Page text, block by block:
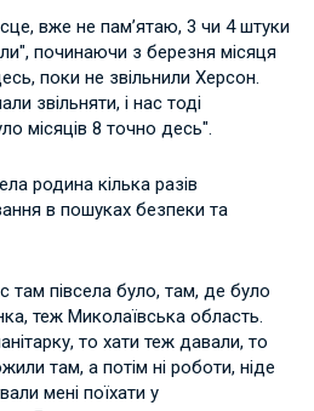
вже не памʼятаю, 3 чи 4 штуки
починаючи з березня місяця
поки не звільнили Херсон.
звільняти, і нас тоді
місяців 8 точно десь".
родина кілька разів
в пошуках безпеки та
там півсела було, там, де було
теж Миколаївська область.
то хати теж давали, то
там, а потім ні роботи, ніде
мені поїхати у